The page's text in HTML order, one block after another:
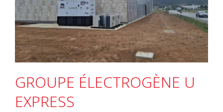
GROUPE ÉLECTROGÈNE U
EXPRESS